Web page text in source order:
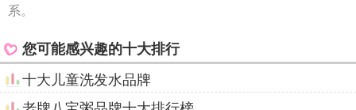
系。
您可能感兴趣的十大排行
十大儿童洗发水品牌